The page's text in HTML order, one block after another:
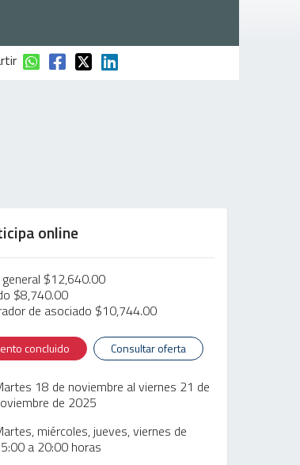
online
$12,640.00
$8,740.00
de asociado $10,744.00
concluido Consultar oferta
18 de noviembre al viernes 21 de
de 2025
miércoles, jueves, viernes de
a 20:00 horas